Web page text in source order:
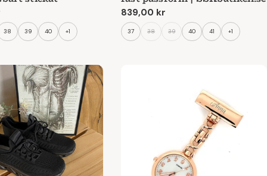
38 39 40 +1
Ordinarie
pris
839,00 kr
37 38 39 40 41 +1